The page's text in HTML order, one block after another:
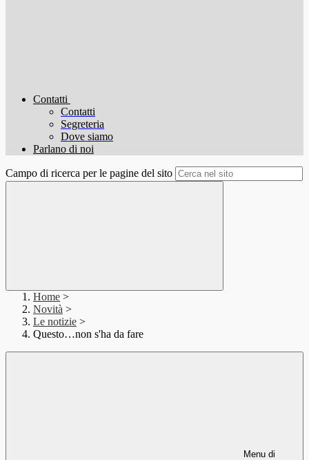
Contatti
Contatti
Segreteria
Dove siamo
Parlano di noi
Campo di ricerca per le pagine del sito
Home >
Novità >
Le notizie >
Questo…non s'ha da fare
Menu di